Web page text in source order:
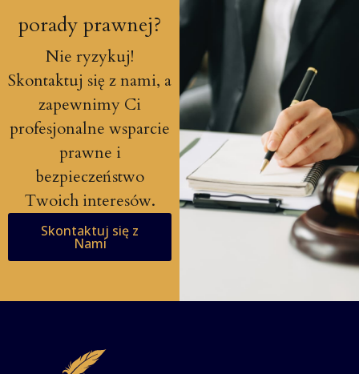
porady prawnej?
Nie ryzykuj!
Skontaktuj się z nami, a
zapewnimy Ci
profesjonalne wsparcie
prawne i
bezpieczeństwo
Twoich interesów.
Skontaktuj się z
Nami